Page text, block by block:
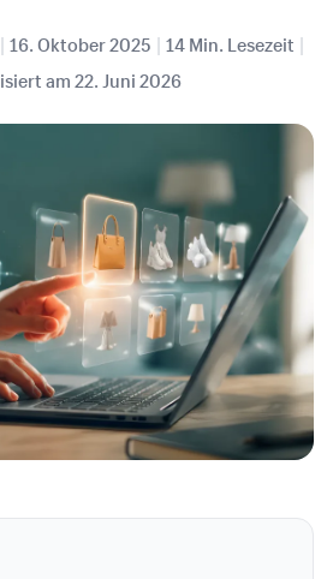
| 16. Oktober 2025 | 14 Min. Lesezeit |
am22. Juni 2026